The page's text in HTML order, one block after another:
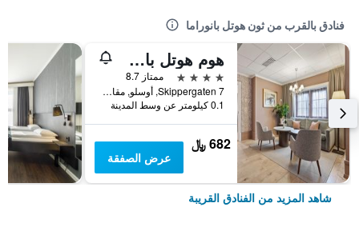
فنادق بالقرب من ثون هوتل بانوراما
هوم هوتل باستين
4 نجوم
ممتاز 8.7
Skippergaten 7, أوسلو, مقاطعة أوسلو, النرويج
0.1 كيلومتر عن وسط المدينة
682 ﷼
عرض الصفقة
شاهد المزيد من الفنادق القريبة